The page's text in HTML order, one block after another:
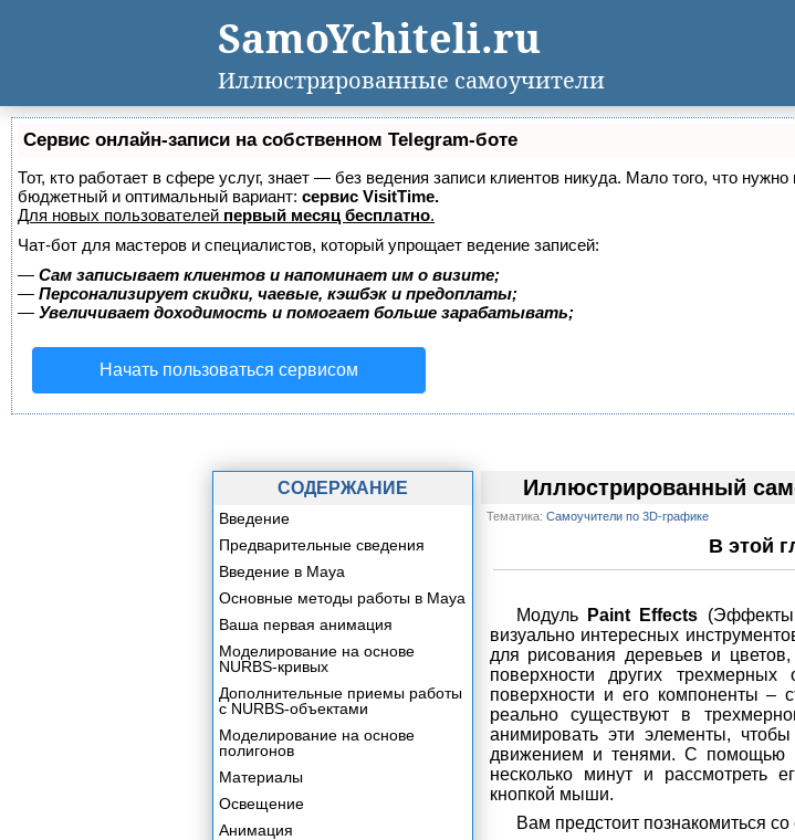
Сервис онлайн-записи на собственном Telegram-боте
Тот, кто работает в сфере услуг, знает — без ведения записи клиентов никуда. Мало того, что
бюджетный и оптимальный вариант: сервис VisitTime.
Для новых пользователей первый месяц бесплатно.
Чат-бот для мастеров и специалистов, который упрощает ведение записей:
— Сам записывает клиентов и напоминает им о визите;
— Персонализирует скидки, чаевые, кэшбэк и предоплаты;
— Увеличивает доходимость и помогает больше зарабатывать;
Начать пользоваться сервисом
Иллюстрированный
Тематика: Самоучители по 3D-графике
В этой
Модуль Paint Effects (Эффекты
визуально интересных
для рисования деревьев и
поверхности других
поверхности и его компоненты –
реально существуют в
анимировать эти элементы,
движением и тенями. С помощью
несколько минут и рассмотреть
кнопкой мыши.
Вам предстоит познакомиться
СОДЕРЖАНИЕ
Введение
Предварительные сведения
Введение в Maya
Основные методы работы в Maya
Ваша первая анимация
Моделирование на основе
NURBS-кривых
Дополнительные приемы работы
с NURBS-объектами
Моделирование на основе
полигонов
Материалы
Освещение
Анимация
SamoYchiteli.ru
Иллюстрированные самоучители